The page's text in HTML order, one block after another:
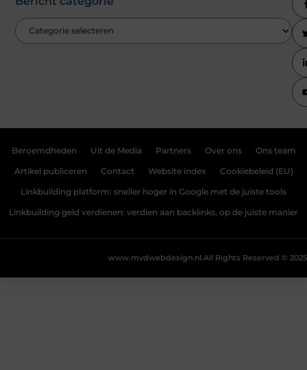
Beroemdheden Uit de Media Partners Over ons Ons team
Artikel publiceren Contact Website index Cookiebeleid (EU)
Linkbuilding platform: sneller hoger in Google met de juiste tools
Linkbuilding geld verdienen: verdien aan backlinks, op de juiste manier
All Rights Reserved © 2025
www.mvdwebdesign.nl.